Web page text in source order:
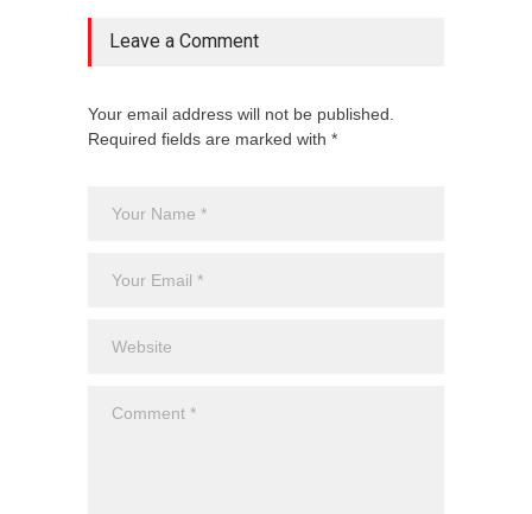
Leave a Comment
Your email address will not be published.
Required fields are marked with *